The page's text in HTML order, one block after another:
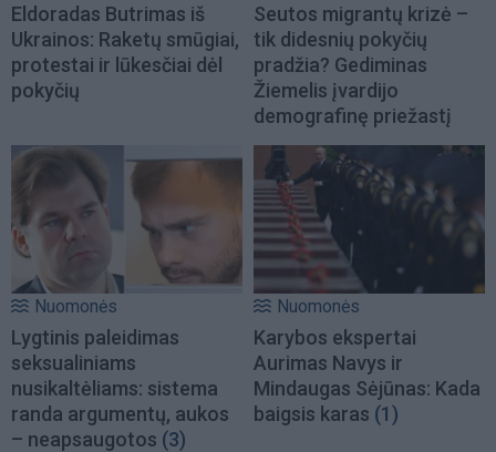
Eldoradas Butrimas iš
Ukrainos: Raketų smūgiai,
protestai ir lūkesčiai dėl
pokyčių
Seutos migrantų krizė –
tik didesnių pokyčių
pradžia? Gediminas
Žiemelis įvardijo
demografinę priežastį
Nuomonės
Lygtinis paleidimas
seksualiniams
nusikaltėliams: sistema
randa argumentų, aukos
– neapsaugotos (3)
Nuomonės
Karybos ekspertai
Aurimas Navys ir
Mindaugas Sėjūnas: Kada
baigsis karas (1)